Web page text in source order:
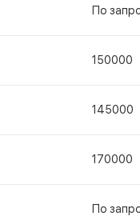
По
150000
145000
170000
По